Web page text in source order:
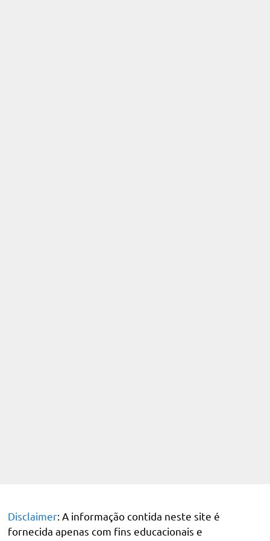
Disclaimer: A informação contida neste site é
fornecida apenas com fins educacionais e